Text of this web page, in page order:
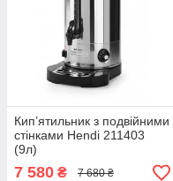
Кип’ятильник з подвійними
стінками Hendi 211403
(9л)
7 580 ₴ 7 680 ₴